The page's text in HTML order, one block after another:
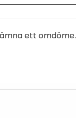
ett omdöme.